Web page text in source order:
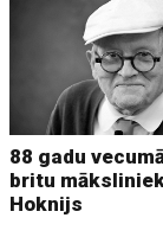
88 gadu
britu
Hoknijs